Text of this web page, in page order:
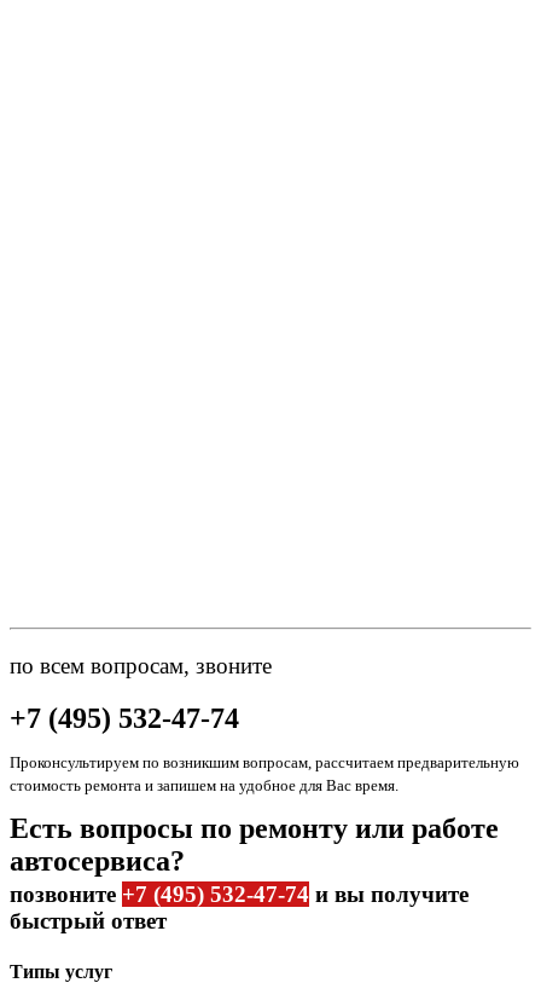
по всем вопросам, звоните
+7 (495) 532-47-74
Проконсультируем по возникшим вопросам, рассчитаем предварительную
стоимость ремонта и запишем на удобное для Вас время.
Есть вопросы по ремонту или работе
автосервиса?
позвоните +7 (495) 532-47-74 и вы получите
быстрый ответ
Типы услуг